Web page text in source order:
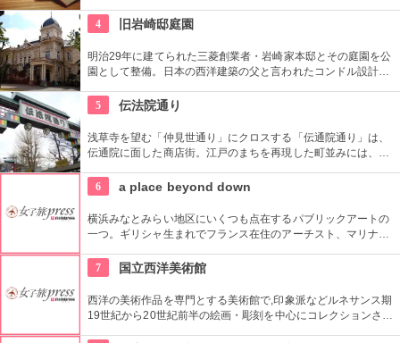
ようかんや最中、ぜんざいなど、品の良い和菓子がそろってい
ます。お抹茶をいただきながら店内でも。
4 旧岩崎邸庭園
明治29年に建てられた三菱創業者・岩崎家本邸とその庭園を公
園として整備。日本の西洋建築の父と言われたコンドル設計の
文化財にもなっている。
5 伝法院通り
浅草寺を望む「仲見世通り」にクロスする「伝通院通り」は、
伝通院に面した商店街。江戸のまちを再現した町並みには、屋
あります。多彩なお店が並んでいて、買い物や食事も楽しめま
す。
6 a place beyond down
横浜みなとみらい地区にいくつも点在するパブリックアートの
一つ。ギリシャ生まれでフランス在住のアーチスト、マリナ・
内にあるクイーンズパークで、その美しいドレープと伸びやか
な羽をテーマにした幻想的な姿を見ることができます。
7 国立西洋美術館
西洋の美術作品を専門とする美術館で,印象派などルネサンス期
19世紀から20世紀前半の絵画・彫刻を中心にコレクションされ